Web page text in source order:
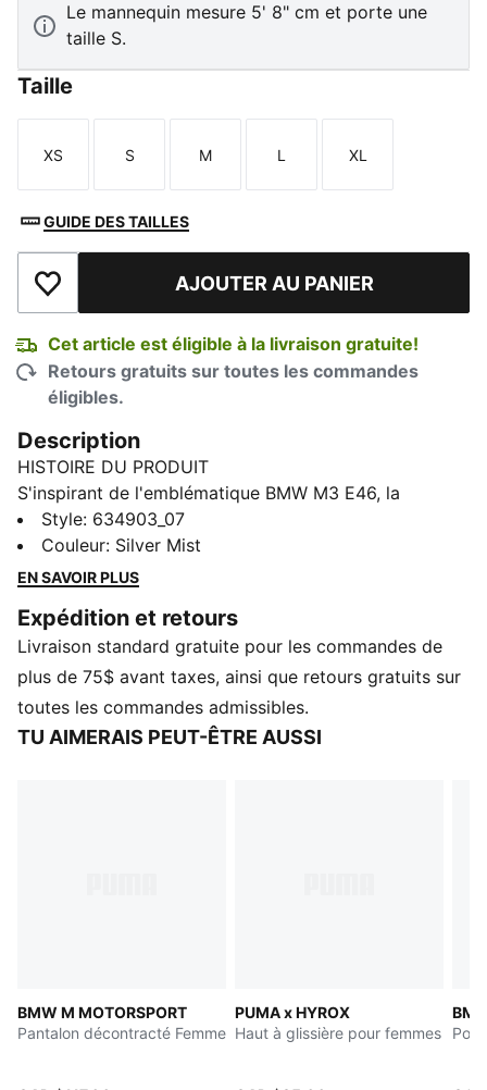
Le mannequin mesure 5' 8" cm et porte une
taille S.
Taille
Taille
XS
Taille
S
Taille
M
Taille
L
Taille
XL
GUIDE DES TAILLES
Ajouter à la liste de souhaits
AJOUTER AU PANIER
Cet article est éligible à la livraison gratuite!
Retours gratuits sur toutes les commandes
éligibles.
Description
HISTOIRE DU PRODUIT
S'inspirant de l'emblématique BMW M3 E46, la
collection PUMA x BMW M MOTORSPORT apporte
l'énergie de la piste à la ville. Avec sa coupe
décontractée et ses détails M emblématiques, cette
une touche de modernité.
CARACTÉRISTIQUES ET AVANTAGES
Dans le cadre du programme RE:FIBRE, ce vêtement
est composé d'au moins 95 % de matériaux recyclés
provenant de déchets textiles et autres matériaux
Style: 634903_07
Couleur: Silver Mist
EN SAVOIR PLUS
Expédition et retours
Livraison standard gratuite pour les commandes de
plus de 75$ avant taxes, ainsi que retours gratuits sur
toutes les commandes admissibles.
TU AIMERAIS PEUT-ÊTRE AUSSI
BMW M MOTORSPORT
Pantalon décontracté Femme
PUMA x HYROX
Haut à glissière pour femmes